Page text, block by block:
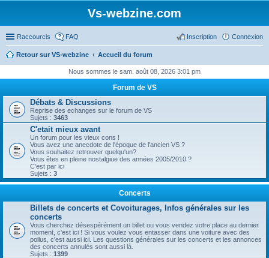
Vs-webzine.com
Raccourcis FAQ Connexion
Inscription
Retour sur VS-webzine Accueil du forum
Nous sommes le sam. août 08, 2026 3:01 pm
Forum de VS
Débats & Discussions
Reprise des echanges sur le forum de VS
Sujets : 3463
C'etait mieux avant
Un forum pour les vieux cons !
Vous avez une anecdote de l'époque de l'ancien VS ?
Vous souhaitez retrouver quelqu'un?
Vous êtes en pleine nostalgiue des années 2005/2010 ?
C'est par ici
Sujets : 3
Concerts
Billets de concerts et Covoiturages, Infos générales sur les
concerts
Vous cherchez désespérément un billet ou vous vendez votre place au dernier
moment, c'est ici ! Si vous voulez vous entasser dans une voiture avec des
poilus, c'est aussi ici. Les questions générales sur les concerts et les annonces
des concerts annulés sont aussi là.
Sujets : 1399